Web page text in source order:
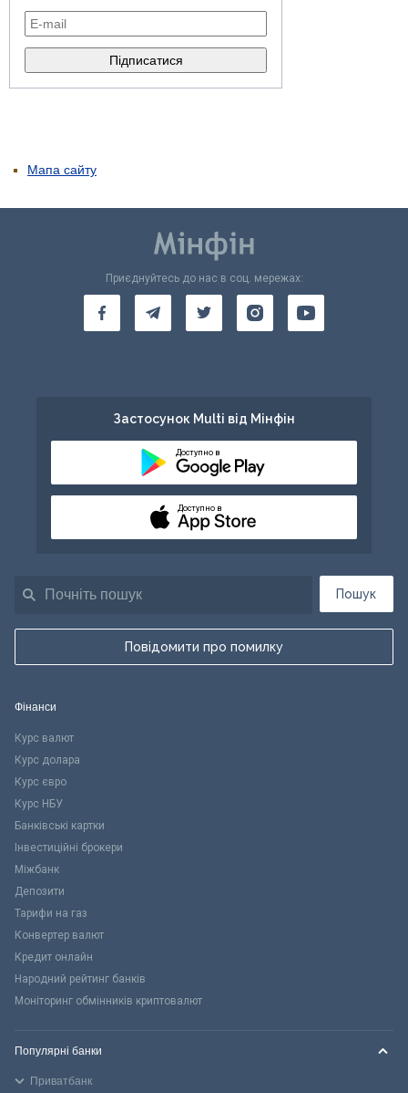
Мапа сайту
Пошук
Повідомити про помилку
Приєднуйтесь до нас в соц. мережах:
Застосунок Multi від Мінфін
Доступно в
Доступно в
Фінанси
Курс валют
Курс долара
Курс євро
Курс НБУ
Банківські картки
Інвестиційні брокери
Міжбанк
Депозити
Тарифи на газ
Конвертер валют
Кредит онлайн
Народний рейтинг банків
Моніторинг обмінників криптовалют
Популярні банки
Приватбанк